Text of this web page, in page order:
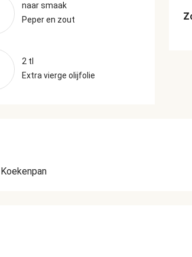
naar smaak
Peper en zout
2 tl
Extra vierge olijfolie
Koekenpan